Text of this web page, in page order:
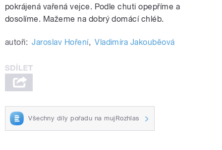
pokrájená vařená vejce. Podle chuti opepříme a
dosolíme. Mažeme na dobrý domácí chléb.
autoři: Jaroslav Hoření, Vladimíra Jakouběová
Všechny díly pořadu na mujRozhlas